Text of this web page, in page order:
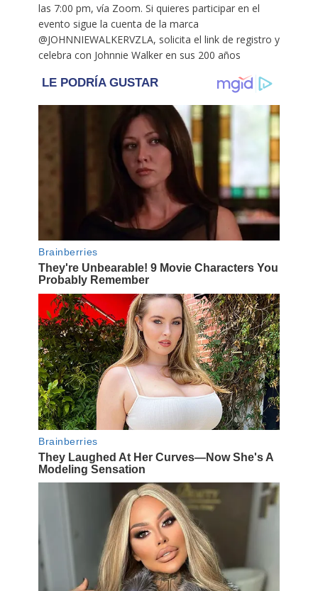
las 7:00 pm, vía Zoom. Si quieres participar en el
evento sigue la cuenta de la marca
@JOHNNIEWALKERVZLA, solicita el link de registro y
celebra con Johnnie Walker en sus 200 años